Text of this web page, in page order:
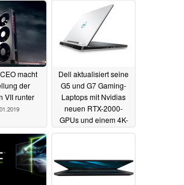
macht
der
VII runter
Dell aktualisiert seine
G5 und G7 Gaming-
Laptops mit Nvidias
neuen RTX-2000-
GPUs und einem 4K-